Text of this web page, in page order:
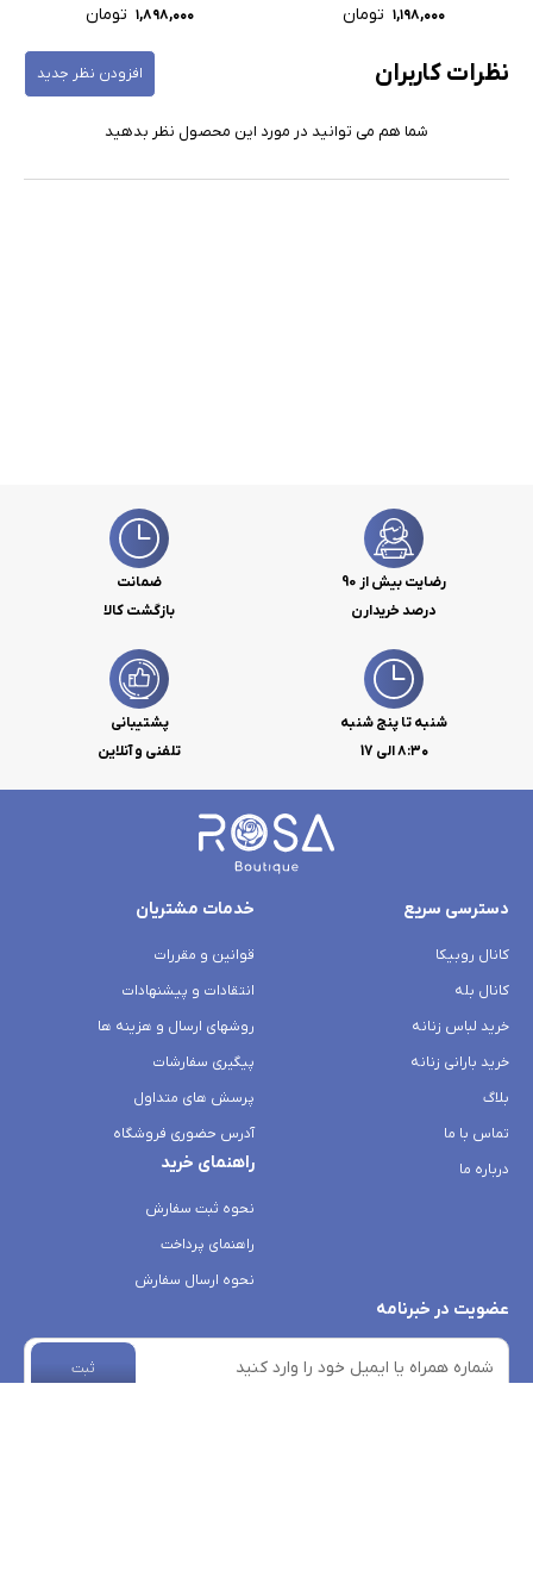
۱,۱۹۸,۰۰۰ تومان
۱,۸۹۸,۰۰۰ تومان
نظرات کاربران افزودن نظر جدید
شما هم می توانید در مورد این محصول نظر بدهید
رضایت بیش از 90
درصد خریدارن
ضمانت
بازگشت کالا
شنبه تا پنج شنبه
۸:۳۰ الی 17
پشتیبانی
تلفنی و آنلاین
دسترسی سریع
کانال روبیکا
کانال بله
خرید لباس زنانه
خرید بارانی زنانه
بلاگ
تماس با ما
درباره ما
خدمات مشتریان
قوانین و مقررات
انتقادات و پیشنهادات
روشهای ارسال و هزینه ها
پیگیری سفارشات
پرسش های متداول
آدرس حضوری فروشگاه
راهنمای خرید
نحوه ثبت سفارش
راهنمای پرداخت
نحوه ارسال سفارش
عضویت در خبرنامه
ثبت